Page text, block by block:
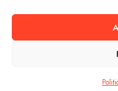
GSTI
TOUS